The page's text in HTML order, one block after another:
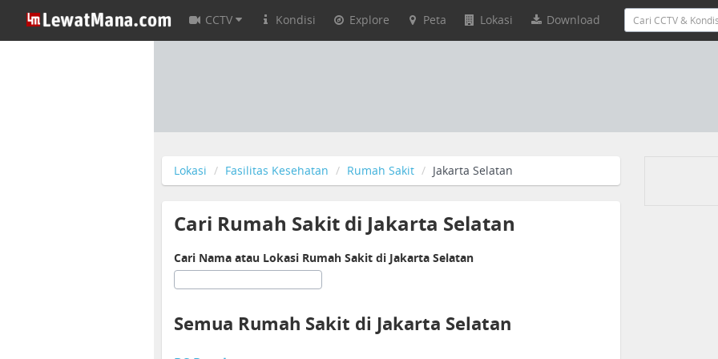
CCTV Kondisi Explore Peta Lokasi Download
Lokasi Fasilitas Kesehatan Rumah Sakit Jakarta Selatan
Cari Rumah Sakit di Jakarta Selatan
Cari Nama atau Lokasi Rumah Sakit di Jakarta Selatan
Semua Rumah Sakit di Jakarta Selatan